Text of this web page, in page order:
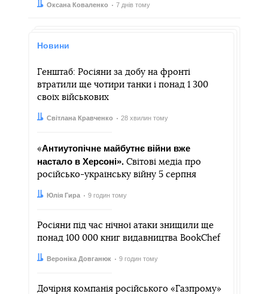
Автор:
Оксана Коваленко
Дата: 7 днів тому
Новини
Генштаб: Росіяни за добу на фронті
втратили ще чотири танки і понад 1 300
своїх військових
Автор:
Світлана Кравченко
Дата: 28 хвилин тому
«Антиутопічне майбутнє війни вже
настало в Херсоні». Світові медіа про
російсько-українську війну 5 серпня
Автор:
Юлія Гира
Дата: 9 годин тому
Росіяни під час нічної атаки знищили ще
понад 100 000 книг видавництва BookChef
Автор:
Вероніка Довганюк
Дата: 9 годин тому
Дочірня компанія російського «Газпрому»